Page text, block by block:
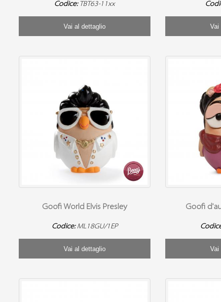
Codice: TBT63-11xx
Vai al dettaglio Vai
Goofi World Elvis Presley
Codice: ML18GU/1EP
Vai al dettaglio
Goofi
Vai